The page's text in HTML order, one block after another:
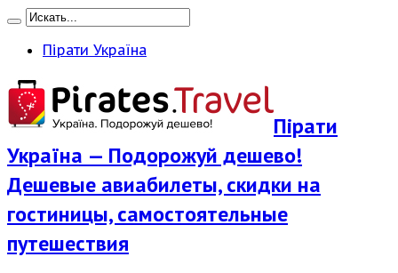
Пірати Україна
Пірати
Україна — Подорожуй дешево!
Дешевые авиабилеты, скидки на
гостиницы, самостоятельные
путешествия